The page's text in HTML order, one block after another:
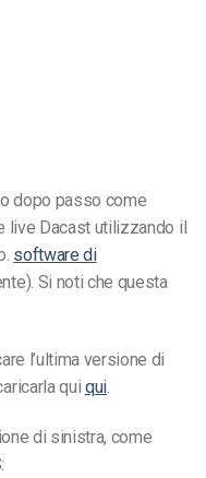
dopo passo come
live Dacast utilizzando il
software di
Si noti che questa
l’ultima versione di
qui qui
di sinistra, come